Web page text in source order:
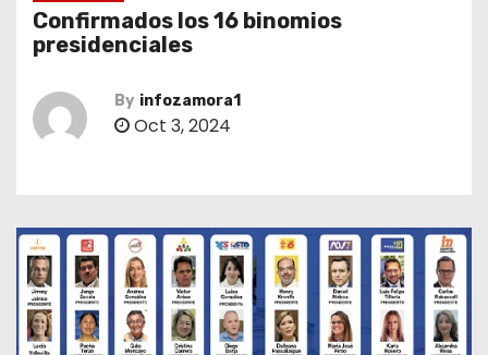
Confirmados los 16 binomios
presidenciales
By infozamora1
Oct 3, 2024